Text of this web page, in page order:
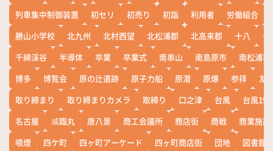
列車集中制御装置
初セリ 初売り 初詣 利用者 労働組合
勝山小学校
北九州 北村西望 北松浦郡 北高来郡 十八
十
千綿渓谷
半導体 卒業 卒業式 南串山 南島原市
南松浦郡
博多
博覧会 原の辻遺跡 原子力船 原潜 原爆 参拝
友
取り締まり
取り締まりカメラ 取締り 口之津 台風
台風19
名古屋
咸臨丸 唐八景 商工会議所 商店街 商戦
商業施設
噴煙
四ケ町 四ヶ町アーケード 四ヶ町商店街 団地
図書館